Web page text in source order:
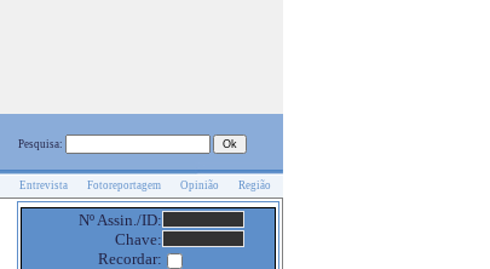
Pesquisa:
Entrevista Fotoreportagem Opinião Região
Nº Assin./ID:
Chave:
Recordar: